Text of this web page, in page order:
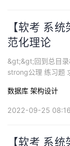
【软考 系
范化理论
&gt;&gt;回到总目
strong公理 练习题
数据库 架构设计
2022-09-25
【软考 系